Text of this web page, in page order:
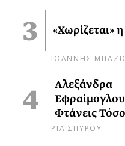
«Χωρίζεται»
ΙΩΑΝΝΗΣ
Αλεξάνδρα
Φτάνεις
ΡΙΑ ΣΠΥΡΟΥ